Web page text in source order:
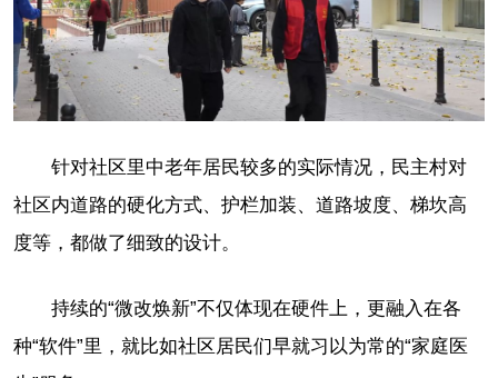
针对社区里中老年居民较多的实际情况，民主村对
社区内道路的硬化方式、护栏加装、道路坡度、梯坎高
度等，都做了细致的设计。
持续的“微改焕新”不仅体现在硬件上，更融入在各
种“软件”里，就比如社区居民们早就习以为常的“家庭医